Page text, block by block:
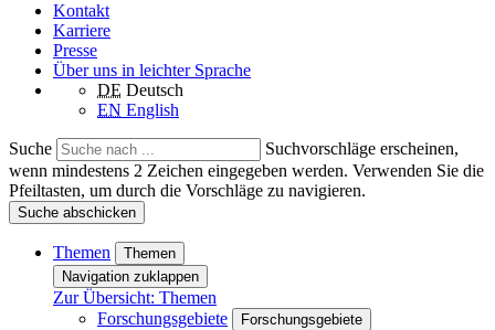
Kontakt
Karriere
Presse
Über uns in leichter Sprache
DE Deutsch
EN English
Suche
Suchvorschläge erscheinen,
wenn mindestens 2 Zeichen eingegeben werden. Verwenden Sie die
Pfeiltasten, um durch die Vorschläge zu navigieren.
Suche abschicken
Themen
Themen
Navigation zuklappen
Zur Übersicht: Themen
Forschungsgebiete
Forschungsgebiete